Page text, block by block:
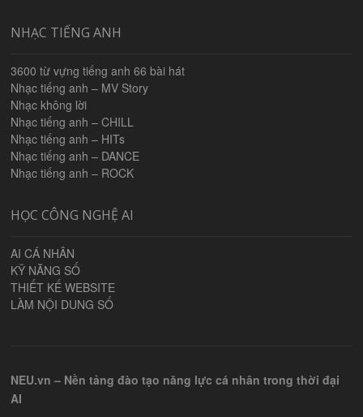
NHẠC TIẾNG ANH
3600 từ vựng tiếng anh 66 bài hát
Nhạc tiếng anh – MV Story
Nhạc không lời
Nhạc tiếng anh – CHILL
Nhạc tiếng anh – HITs
Nhạc tiếng anh – DANCE
Nhạc tiếng anh – ROCK
HỌC CÔNG NGHỆ AI
AI CÁ NHÂN
KỸ NĂNG SỐ
THIẾT KẾ WEBSITE
LÀM NỘI DUNG SỐ
NEU.vn – Nền tảng đào tạo năng lực cá nhân trong thời đại
AI